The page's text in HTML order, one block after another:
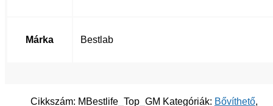
Márka Bestlab
Cikkszám: MBestlife_Top_GM Kategóriák: Bővíthető,